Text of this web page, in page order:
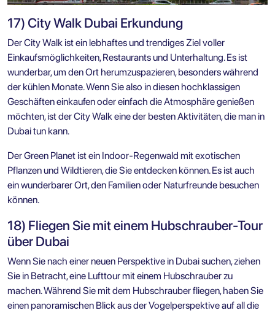
17) City Walk Dubai Erkundung
Der City Walk ist ein lebhaftes und trendiges Ziel voller
Einkaufsmöglichkeiten, Restaurants und Unterhaltung. Es ist
wunderbar, um den Ort herumzuspazieren, besonders während
der kühlen Monate. Wenn Sie also in diesen hochklassigen
Geschäften einkaufen oder einfach die Atmosphäre genießen
möchten, ist der City Walk eine der besten Aktivitäten, die man in
Dubai tun kann.
Der Green Planet ist ein Indoor-Regenwald mit exotischen
Pflanzen und Wildtieren, die Sie entdecken können. Es ist auch
ein wunderbarer Ort, den Familien oder Naturfreunde besuchen
können.
18) Fliegen Sie mit einem Hubschrauber-Tour
über Dubai
Wenn Sie nach einer neuen Perspektive in Dubai suchen, ziehen
Sie in Betracht, eine Lufttour mit einem Hubschrauber zu
machen. Während Sie mit dem Hubschrauber fliegen, haben Sie
einen panoramischen Blick aus der Vogelperspektive auf all die